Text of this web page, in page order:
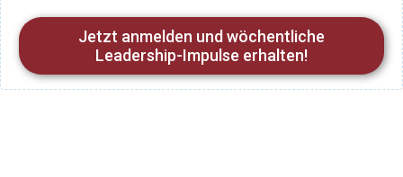
Jetzt anmelden und wöchentliche
Leadership-Impulse erhalten!